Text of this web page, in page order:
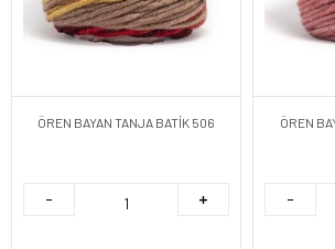
ÖREN BAYAN TANJA BATİK 506 ÖREN